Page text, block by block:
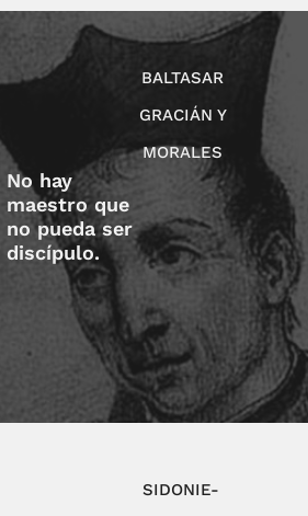
No hay
maestro que
no pueda ser
discípulo.
BALTASAR
GRACIÁN Y
MORALES
SIDONIE-